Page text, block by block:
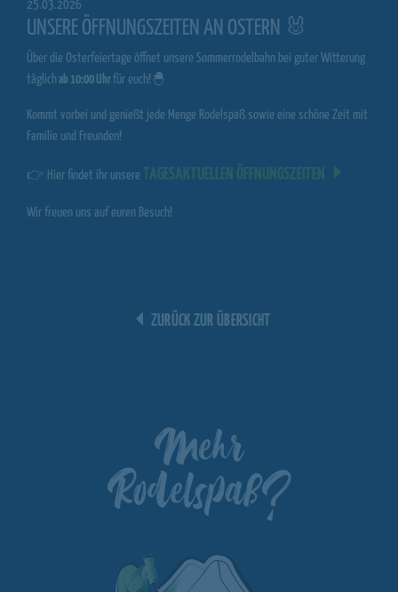
25.03.2026
UNSERE ÖFFNUNGSZEITEN AN OSTERN 🐰
Über die Osterfeiertage öffnet unsere Sommerrodelbahn bei guter Witterung
täglich ab 10:00 Uhrfür euch!🐣
Kommt vorbei und genießt jede Menge Rodelspaß sowie eine schöne Zeit mit
Familie und Freunden!
👉 Hier findet ihr unsere
Wir freuen uns auf euren Besuch!
ZURÜCK ZUR ÜBERSICHT
Mehr
Rodelspaß?